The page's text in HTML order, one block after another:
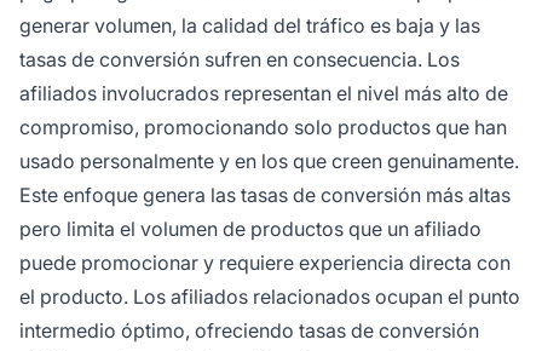
generar volumen, la calidad del tráfico es baja y las
tasas de conversión sufren en consecuencia. Los
afiliados involucrados representan el nivel más alto de
compromiso, promocionando solo productos que han
usado personalmente y en los que creen genuinamente.
Este enfoque genera las tasas de conversión más altas
pero limita el volumen de productos que un afiliado
puede promocionar y requiere experiencia directa con
el producto. Los afiliados relacionados ocupan el punto
intermedio óptimo, ofreciendo tasas de conversión